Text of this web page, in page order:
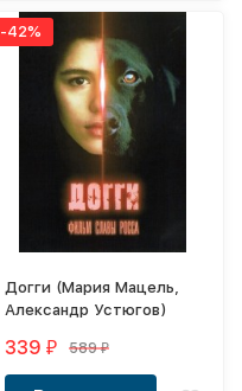
-42%
Догги (Мария Мацель,
Александр Устюгов)
339₽ 589₽